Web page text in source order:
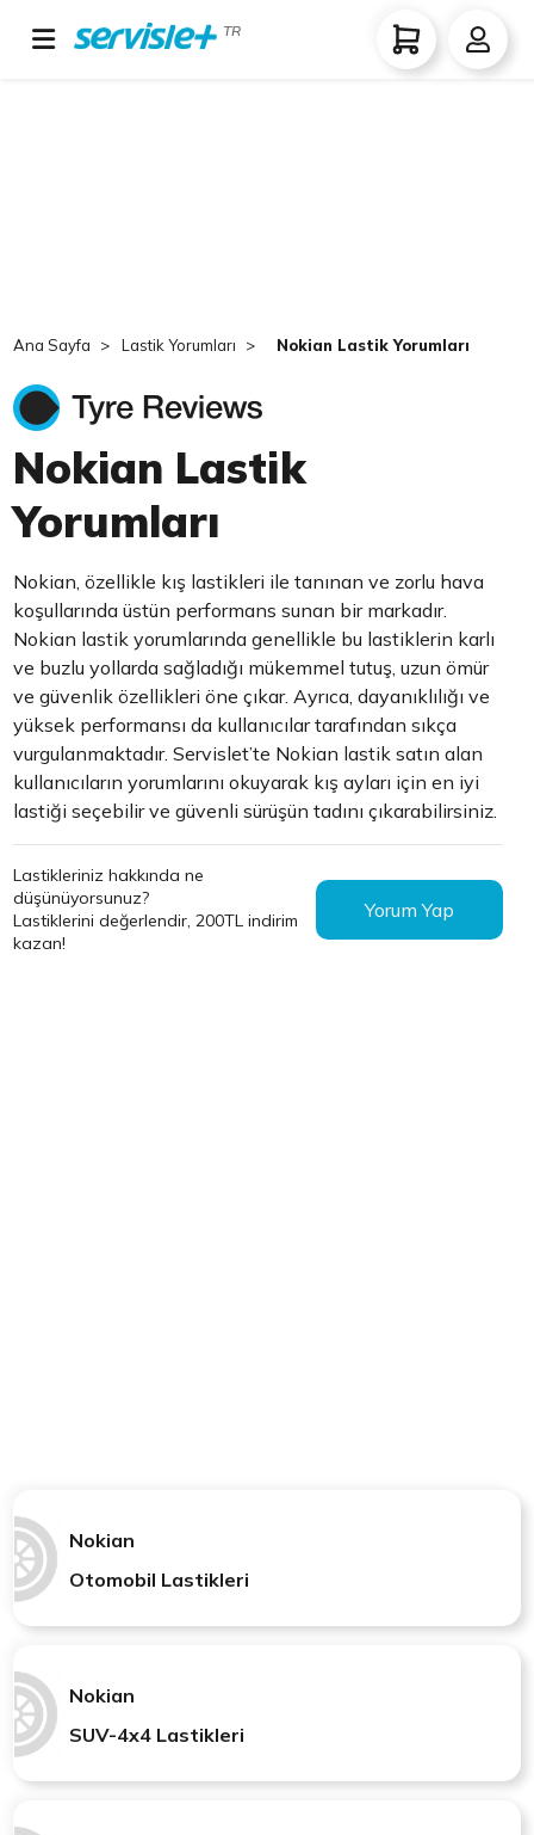
TR
Ana Sayfa Lastik Yorumları Nokian Lastik Yorumları
Nokian Lastik
Yorumları
Nokian, özellikle kış lastikleri ile tanınan ve zorlu hava
koşullarında üstün performans sunan bir markadır.
Nokian lastik yorumlarında genellikle bu lastiklerin karlı
ve buzlu yollarda sağladığı mükemmel tutuş, uzun ömür
ve güvenlik özellikleri öne çıkar. Ayrıca, dayanıklılığı ve
yüksek performansı da kullanıcılar tarafından sıkça
vurgulanmaktadır. Servislet’te Nokian lastik satın alan
kullanıcıların yorumlarını okuyarak kış ayları için en iyi
lastiği seçebilir ve güvenli sürüşün tadını çıkarabilirsiniz.
Lastikleriniz hakkında ne
düşünüyorsunuz?
Lastiklerini değerlendir, 200TL indirim
kazan!
Yorum Yap
Nokian
Otomobil Lastikleri
Nokian
SUV-4x4 Lastikleri